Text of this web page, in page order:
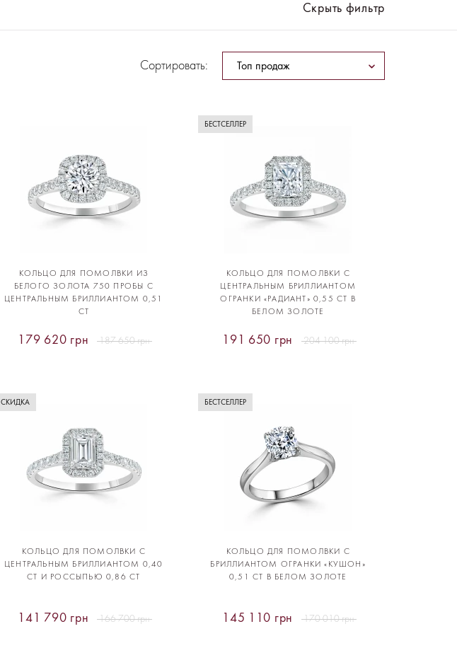
Скрыть фильтр
Сортировать:
КОЛЬЦО ДЛЯ ПОМОЛВКИ ИЗ
БЕЛОГО ЗОЛОТА 750 ПРОБЫ С
ЦЕНТРАЛЬНЫМ БРИЛЛИАНТОМ 0,51
CT
179 620 грн 187 650 грн
БЕСТСЕЛЛЕР
КОЛЬЦО ДЛЯ ПОМОЛВКИ С
ЦЕНТРАЛЬНЫМ БРИЛЛИАНТОМ
ОГРАНКИ «РАДИАНТ» 0,55 CT В
БЕЛОМ ЗОЛОТЕ
191 650 грн 204 100 грн
СКИДКА
КОЛЬЦО ДЛЯ ПОМОЛВКИ С
ЦЕНТРАЛЬНЫМ БРИЛЛИАНТОМ 0,40
CT И РОССЫПЬЮ 0,86 CT
141 790 грн 166 700 грн
БЕСТСЕЛЛЕР
КОЛЬЦО ДЛЯ ПОМОЛВКИ С
БРИЛЛИАНТОМ ОГРАНКИ «КУШОН»
0,51 CT В БЕЛОМ ЗОЛОТЕ
145 110 грн 170 010 грн